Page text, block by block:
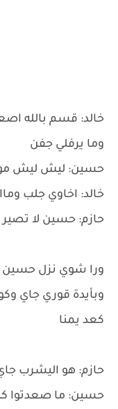
خالد: قسم بالله
وما يرفلي جفن
حسين: ليش ليش مو
خالد: اخاوي جلب
حازم: حسين لا
ورا شوي نزل حسين
وبأيدة قوري جاي
كعد يمنا
حازم: هو اليشرب
حسين: ما صعدتوا